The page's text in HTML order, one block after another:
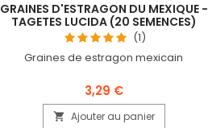
GRAINES D'ESTRAGON DU MEXIQUE -
TAGETES LUCIDA (20 SEMENCES)
(1)
Graines de estragon mexicain
3,29 €
 Ajouter au panier